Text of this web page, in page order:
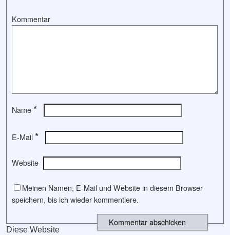
Kommentar
Name *
E-Mail *
Website
Meinen Namen, E-Mail und Website in diesem Browser
speichern, bis ich wieder kommentiere.
Diese Website